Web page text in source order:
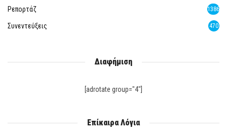
Ρεπορτάζ 1386
Συνεντεύξεις 470
Διαφήμιση
[adrotate group="4"]
Επίκαιρα Λόγια